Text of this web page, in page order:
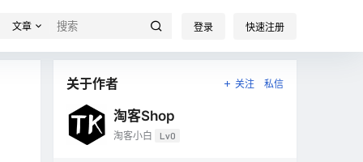
文章 登录 快速注册
关于作者 关注 私信
淘客Shop
淘客小白 Lv0